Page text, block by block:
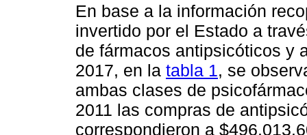
En base a la información
invertido por el Estado a
de fármacos antipsicóticos y
2017, en la tabla 1, se
ambas clases de
2011 las compras de
correspondieron a